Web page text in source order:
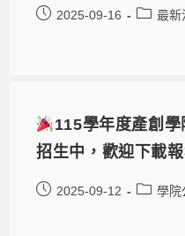
2025-09-16 最新
115學年度產創
招生中，歡迎下載
2025-09-12 學院